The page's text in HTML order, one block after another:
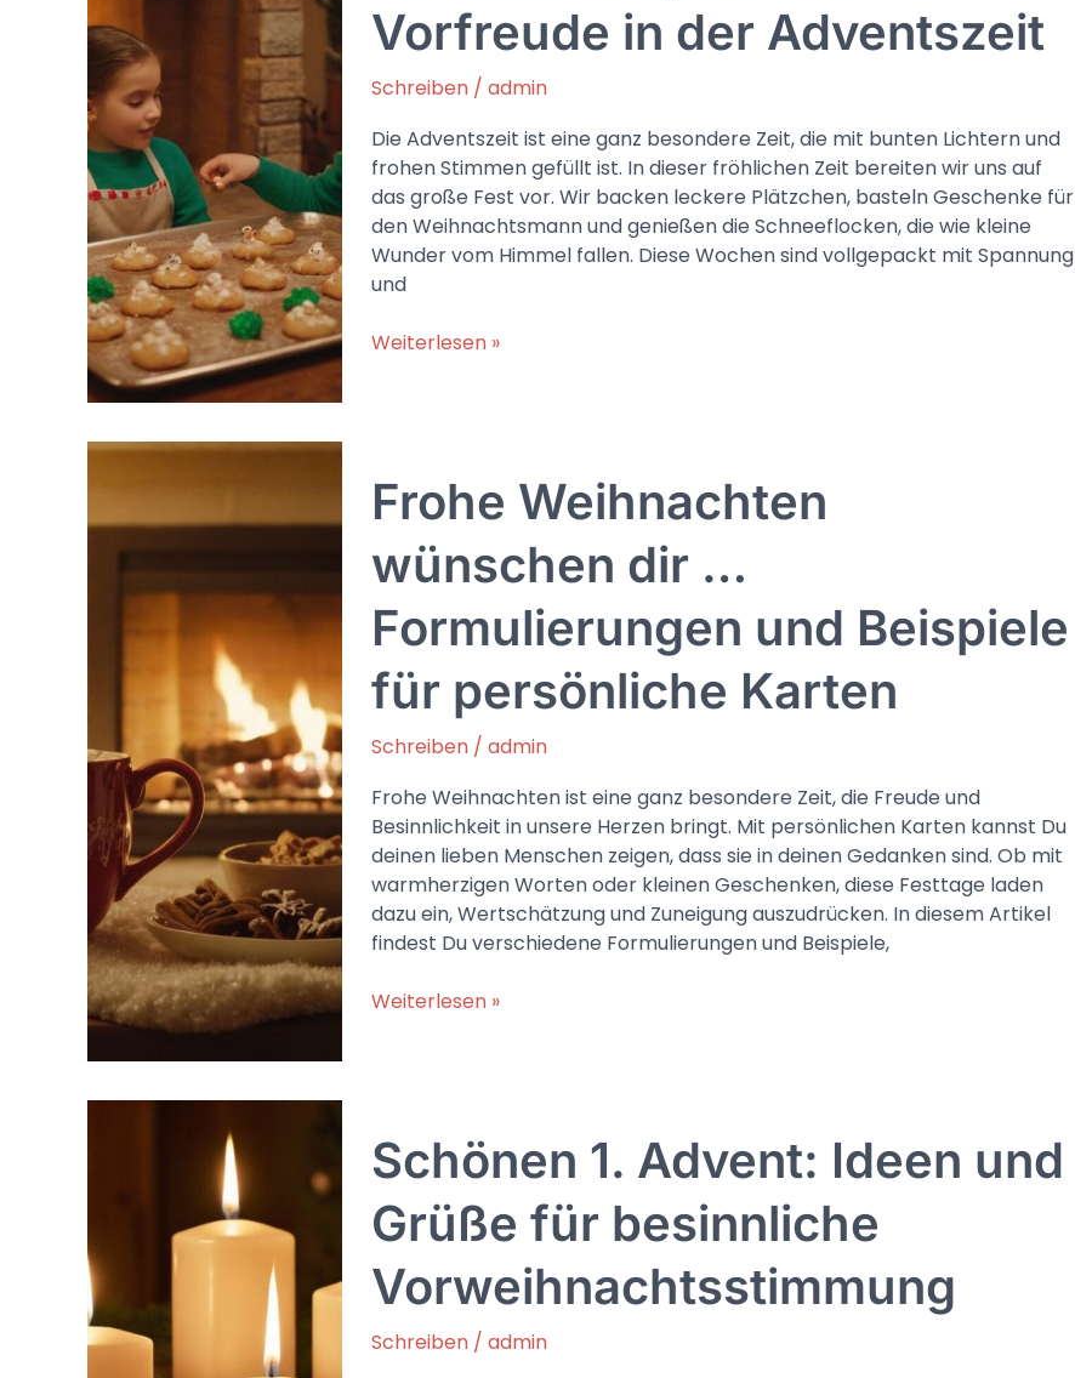
Vorfreude in der Adventszeit
Schreiben / admin
Die Adventszeit ist eine ganz besondere Zeit, die mit bunten Lichtern und
frohen Stimmen gefüllt ist. In dieser fröhlichen Zeit bereiten wir uns auf
das große Fest vor. Wir backen leckere Plätzchen, basteln Geschenke für
den Weihnachtsmann und genießen die Schneeflocken, die wie kleine
Wunder vom Himmel fallen. Diese Wochen sind vollgepackt mit Spannung
und
Lustiges
und
Vorfreude
der
Adventszeit
Weiterlesen »
Frohe Weihnachten
wünschen dir …
Formulierungen und Beispiele
für persönliche Karten
Schreiben / admin
Frohe Weihnachten ist eine ganz besondere Zeit, die Freude und
Besinnlichkeit in unsere Herzen bringt. Mit persönlichen Karten kannst Du
deinen lieben Menschen zeigen, dass sie in deinen Gedanken sind. Ob mit
warmherzigen Worten oder kleinen Geschenken, diese Festtage laden
dazu ein, Wertschätzung und Zuneigung auszudrücken. In diesem Artikel
findest Du verschiedene Formulierungen und Beispiele,
Frohe
Formulierungen
und
Beispiele
für
persönliche
Karten
Weiterlesen »
Schönen 1. Advent: Ideen und
Grüße für besinnliche
Vorweihnachtsstimmung
Schreiben / admin